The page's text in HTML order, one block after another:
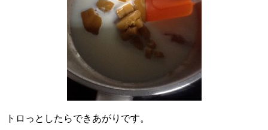
トロっとしたらできあがりです。